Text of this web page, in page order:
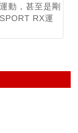
動，甚至是剛
RX運